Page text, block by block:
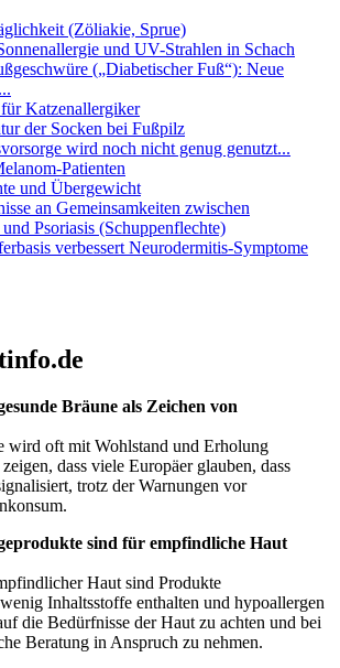
(Zöliakie, Sprue)
und UV-Strahlen in Schach
(„Diabetischer Fuß“): Neue
Katzenallergiker
der Socken bei Fußpilz
wird noch nicht genug genutzt...
Patienten
und Übergewicht
an Gemeinsamkeiten zwischen
Psoriasis (Schuppenflechte)
verbessert Neurodermitis-Symptome
Bräune als Zeichen von
wird oft mit Wohlstand und Erholung
dass viele Europäer glauben, dass
trotz der Warnungen vor
sind für empfindliche Haut
Haut sind Produkte
Inhaltsstoffe enthalten und hypoallergen
die Bedürfnisse der Haut zu achten und bei
Beratung in Anspruch zu nehmen.